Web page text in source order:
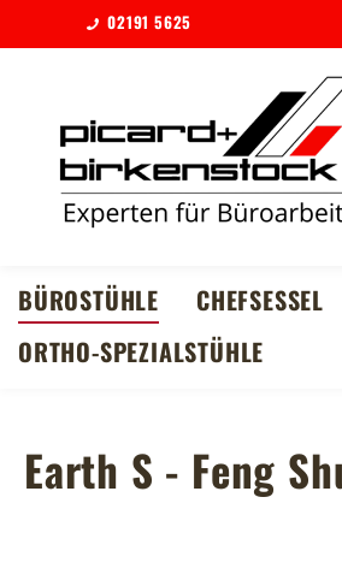
Hauptinhalt springen
Zur Suche springen
Zur Hauptnavigation springen
02191 5625
BÜROSTÜHLE CHEFSESSEL
ORTHO-SPEZIALSTÜHLE
Earth S - Feng